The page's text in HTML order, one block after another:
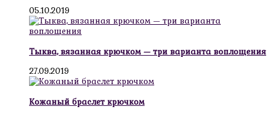
05.10.2019
Тыква, вязанная крючком — три варианта воплощения
27.09.2019
Кожаный браслет крючком